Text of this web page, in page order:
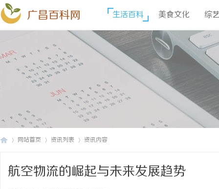
广昌百科网 生活百科 美食文化 综
网站首页 资讯列表 资讯内容
航空物流的崛起与未来发展趋势